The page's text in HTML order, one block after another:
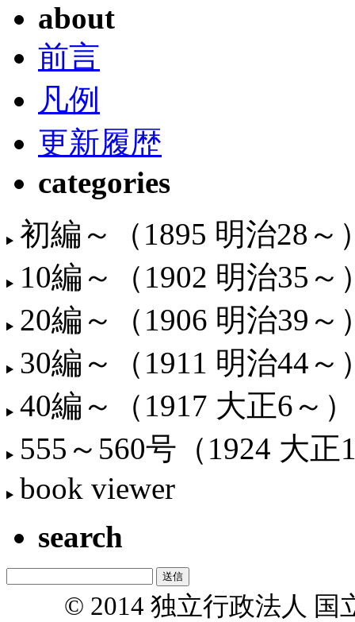
about
前言
凡例
更新履歴
categories
初編～（1895 明治28～
10編～（1902 明治35～
20編～（1906 明治39～
30編～（1911 明治44～
40編～（1917 大正6～）
555～560号（1924 大正
book viewer
search
© 2014 独立行政法人 国